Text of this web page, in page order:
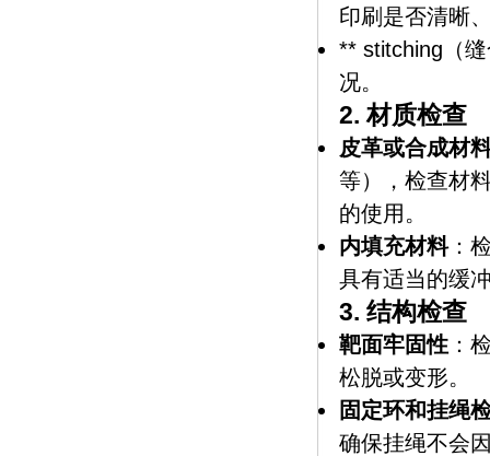
印刷是否清晰
** stitching（
况。
2.材质检查
皮革或合成材
等），检查材
的使用。
内填充材料：
具有适当的缓
3. 结构检查
靶面牢固性 ：
松脱或变形。
固定环和挂绳
确保挂绳不会